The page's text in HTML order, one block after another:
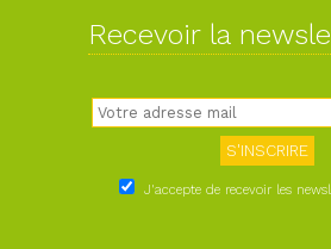
Recevoir la
J'accepte de recevoir les